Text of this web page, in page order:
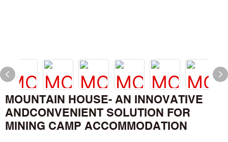
MOUNTAIN HOUSE- AN INNOVATIVE
ANDCONVENIENT SOLUTION FOR
MINING CAMP ACCOMMODATION